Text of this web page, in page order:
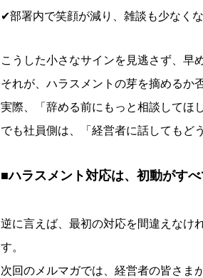
✔部署内で笑顔が減り、雑談も少なく
こうした小さなサインを見逃さず、早
それが、ハラスメントの芽を摘めるか
実際、「辞める前にもっと相談してほ
でも社員側は、「経営者に話してもど
■ハラスメント対応は、初動がすべ
逆に言えば、最初の対応を間違えなけ
す。
次回のメルマガでは、経営者の皆さま